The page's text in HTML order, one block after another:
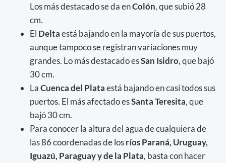
Los más destacado se da enColón, que subió 28
cm.
El Deltaestá bajando en la mayoría de sus puertos,
aunque tampoco se registran variaciones muy
grandes. Lo más destacado esSan Isidro, que bajó
30 cm.
LaCuenca del Plataestá bajando en casi todos sus
puertos. El más afectado esSantaTeresita, que
bajó 30 cm.
Para conocer la altura del agua de cualquiera de
las 86 coordenadas de losríos Paraná, Uruguay,
Iguazú, Paraguay y de la Plata, basta con hacer